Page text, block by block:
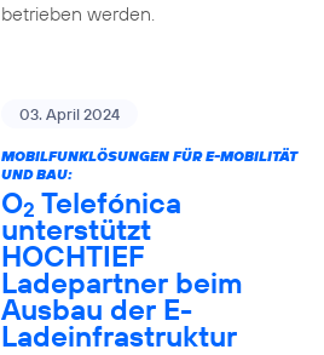
betrieben werden.
03. April 2024
MOBILFUNKLÖSUNGEN FÜR E-MOBILITÄT
UND BAU:
O2 Telefónica
unterstützt
HOCHTIEF
Ladepartner beim
Ausbau der E-
Ladeinfrastruktur